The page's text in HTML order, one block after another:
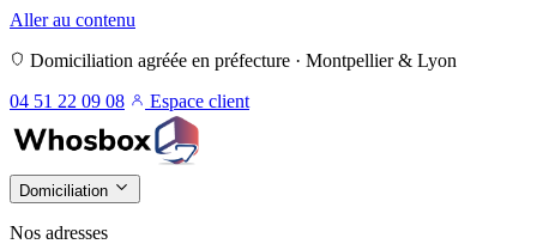
Aller au contenu
Domiciliation agréée en préfecture · Montpellier & Lyon
04 51 22 09 08
Espace client
Domiciliation
Nos adresses